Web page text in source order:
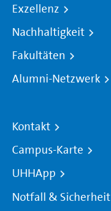
Exzellenz
Nachhaltigkeit
Fakultäten
Alumni-Netzwerk
Kontakt
Campus-Karte
UHHApp
Notfall & Sicherheit